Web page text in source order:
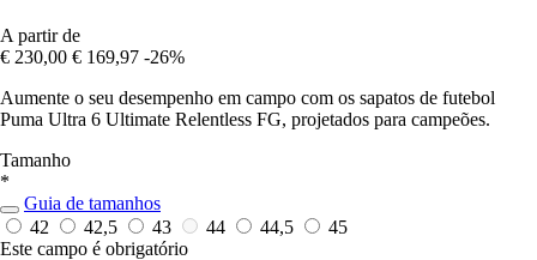
A partir de
€ 230,00 € 169,97 -26%
Aumente o seu desempenho em campo com os sapatos de futebol
Puma Ultra 6 Ultimate Relentless FG, projetados para campeões.
Tamanho
*
Guia de tamanhos
42
42,5 43 44 44,5
45
Este campo é obrigatório